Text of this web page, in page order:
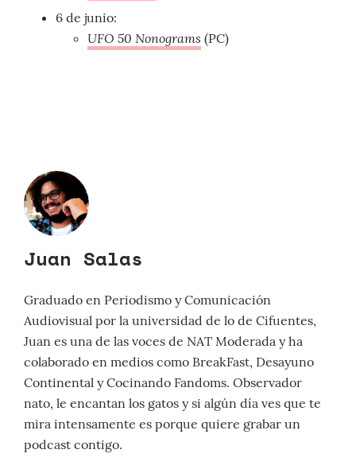
6 de junio:
UFO 50 Nonograms (PC)
Juan Salas
Graduado en Periodismo y Comunicación
Audiovisual por la universidad de lo de Cifuentes,
Juan es una de las voces de NAT Moderada y ha
colaborado en medios como BreakFast, Desayuno
Continental y Cocinando Fandoms. Observador
nato, le encantan los gatos y si algún día ves que te
mira intensamente es porque quiere grabar un
podcast contigo.